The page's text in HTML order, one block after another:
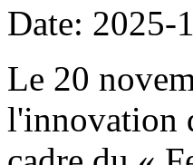
Date: 2025-
Le 20
l'innovation